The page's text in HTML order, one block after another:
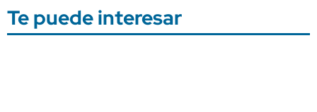
Te puede interesar